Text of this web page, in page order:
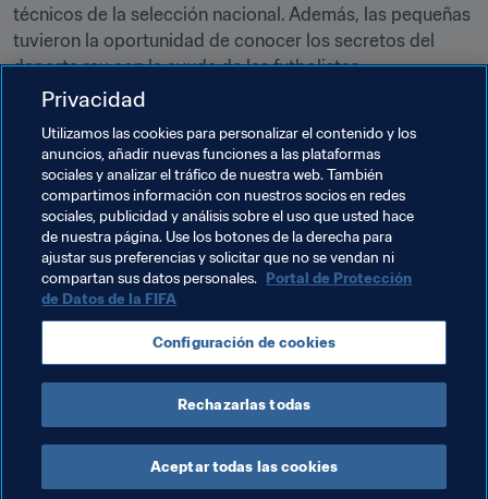
técnicos de la selección nacional. Además, las pequeñas
tuvieron la oportunidad de conocer los secretos del
deporte rey con la ayuda de las futbolistas
internacionales Ana Borges, Jessica Silva, Mónica
pudieron disfrutar de un partido de fútbol femenino del
máximo nivel, ya que asistieron a la final de la Copa
femenina que disputaron el Benfica y el Valadares Gaia.
Temas relacionados
Guam India Portugal Republic of Ireland
Uruguay AFC UEFA CONMEBOL
Privacidad
Utilizamos las cookies para personalizar el contenido y los
anuncios, añadir nuevas funciones a las plataformas
sociales y analizar el tráfico de nuestra web. También
compartimos información con nuestros socios en redes
sociales, publicidad y análisis sobre el uso que usted hace
de nuestra página. Use los botones de la derecha para
ajustar sus preferencias y solicitar que no se vendan ni
compartan sus datos personales. Portal de Protección
de Datos de la FIFA
Configuración de cookies
Rechazarlas todas
Aceptar todas las cookies